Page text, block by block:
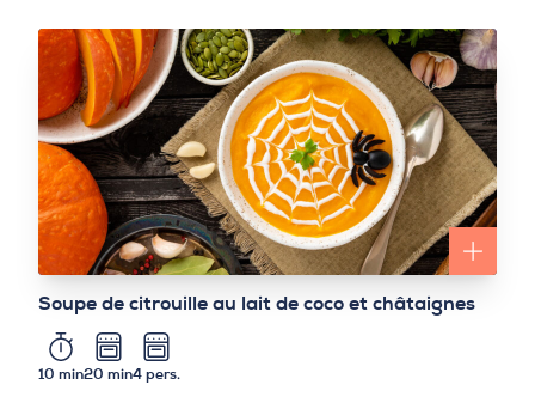
Soupe de citrouille au lait de coco et châtaignes
10 min20 min4 pers.